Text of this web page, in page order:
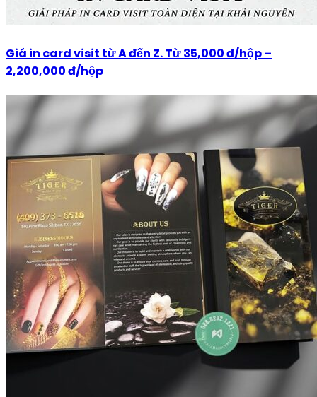
Giá in card visit từ A đến Z. Từ 35,000 đ/hộp –
2,200,000 đ/hộp